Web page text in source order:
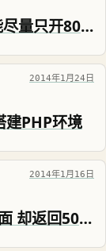
服务器端口应尽量少开，如果可能尽量只开80端口
2014年1月24日
PHP环境
2014年1月16日
解决方案：在IIS7中自定义404页面 却返回500错误的解决方案